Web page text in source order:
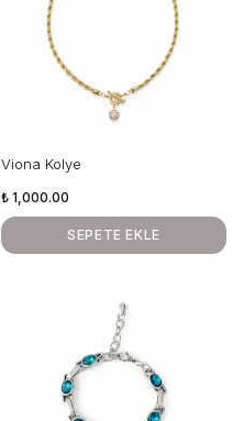
Viona Kolye
₺ 1,000.00
SEPETE EKLE